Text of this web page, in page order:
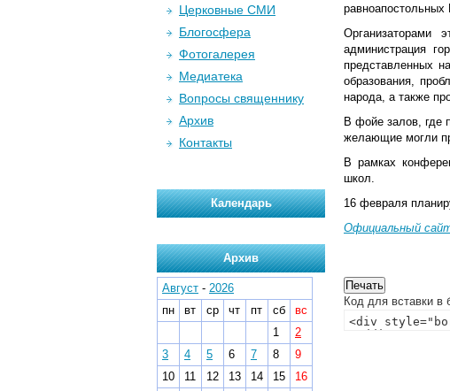
Организаторами
администрация
представленных
образования,
народа, а также
В фойе залов, где
желающие могли
В рамках
школ.
16 февраля
Официальный
Код для вставки в
Церковные СМИ
Блогосфера
Фотогалерея
Медиатека
Вопросы священнику
Архив
Контакты
Календарь
Архив
Август - 2026
пн
вт ср чт пт сб
вс
1
2
3
4 5 6 7 8
9
10
11 12 13 14 15
16